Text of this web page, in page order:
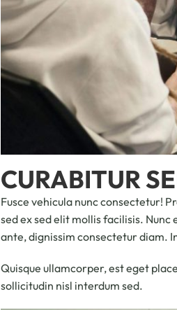
CURABITUR
Fusce vehicula nunc consectetur!
sed ex sed elit mollis facilisis.
ante, dignissim consectetur diam.
Quisque ullamcorper, est eget
sollicitudin nisl interdum sed.